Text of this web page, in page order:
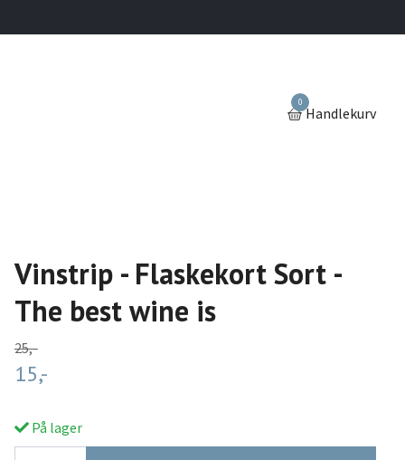
0
Handlekurv
Vinstrip - Flaskekort Sort -
The best wine is
25,-
15,-
På lager